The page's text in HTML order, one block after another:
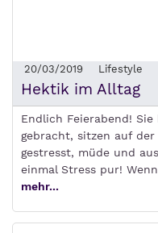
20/03/2019 Lifestyle
Hektik im Alltag
Endlich Feierabend!
gebracht, sitzen auf
gestresst, müde und
einmal Stress pur!
mehr...